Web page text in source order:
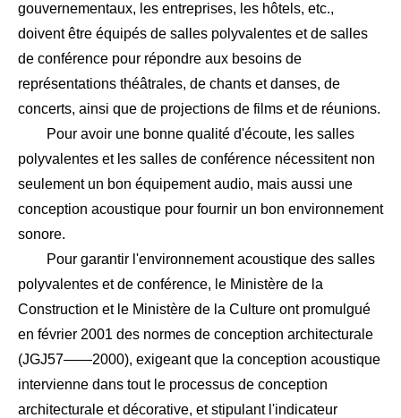
gouvernementaux, les entreprises, les hôtels, etc.,
doivent être équipés de salles polyvalentes et de salles
de conférence pour répondre aux besoins de
représentations théâtrales, de chants et danses, de
concerts, ainsi que de projections de films et de réunions.
Pour avoir une bonne qualité d'écoute, les salles
polyvalentes et les salles de conférence nécessitent non
seulement un bon équipement audio, mais aussi une
conception acoustique pour fournir un bon environnement
sonore.
Pour garantir l'environnement acoustique des salles
polyvalentes et de conférence, le Ministère de la
Construction et le Ministère de la Culture ont promulgué
en février 2001 des normes de conception architecturale
(JGJ57——2000), exigeant que la conception acoustique
intervienne dans tout le processus de conception
architecturale et décorative, et stipulant l'indicateur